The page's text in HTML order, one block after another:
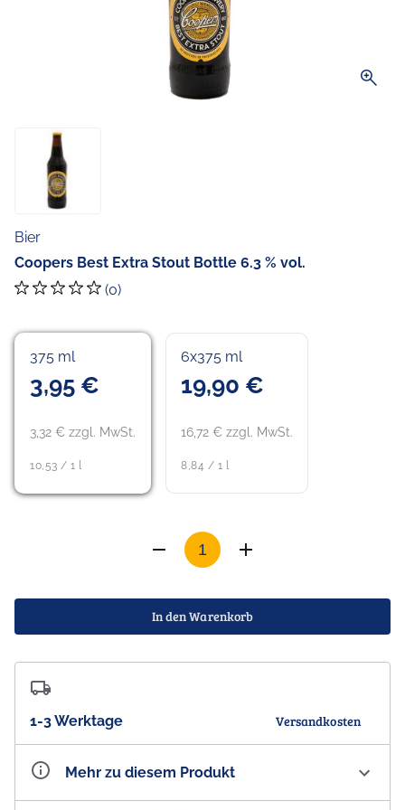
zoom_in
Bier
Coopers Best Extra Stout Bottle 6.3 % vol.
(0)
375 ml
3,95 €
3,32 € zzgl. MwSt.
10,53 / 1 l
6x375 ml
19,90 €
16,72 € zzgl. MwSt.
8,84 / 1 l
In den Warenkorb
1-3 Werktage Versandkosten
Mehr zu diesem Produkt